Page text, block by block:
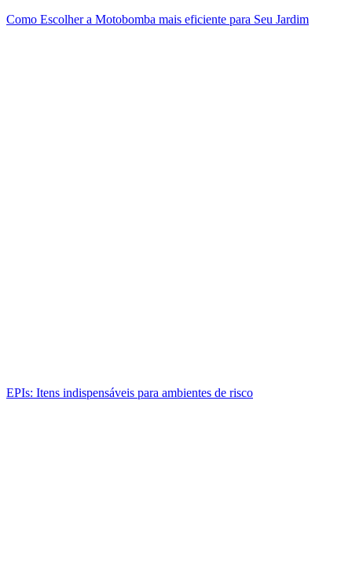
Como Escolher a Motobomba mais eficiente para Seu Jardim
EPIs: Itens indispensáveis para ambientes de risco